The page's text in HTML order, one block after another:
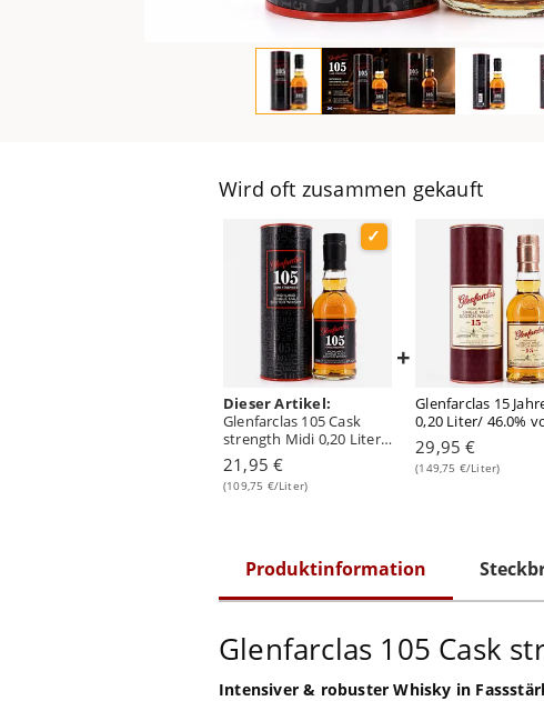
Wird oft zusammen gekauft
Dieser Artikel:
Glenfarclas 105 Cask
strength Midi 0,20 Liter/
60.0% vol
21,95 €
(109,75 €/Liter)
+
Glenfarclas 15
0,20 Liter/ 46.0%
29,95 €
(149,75 €/Liter)
Produktinformation
Glenfarclas 105 Cask
Intensiver & robuster Whisky in